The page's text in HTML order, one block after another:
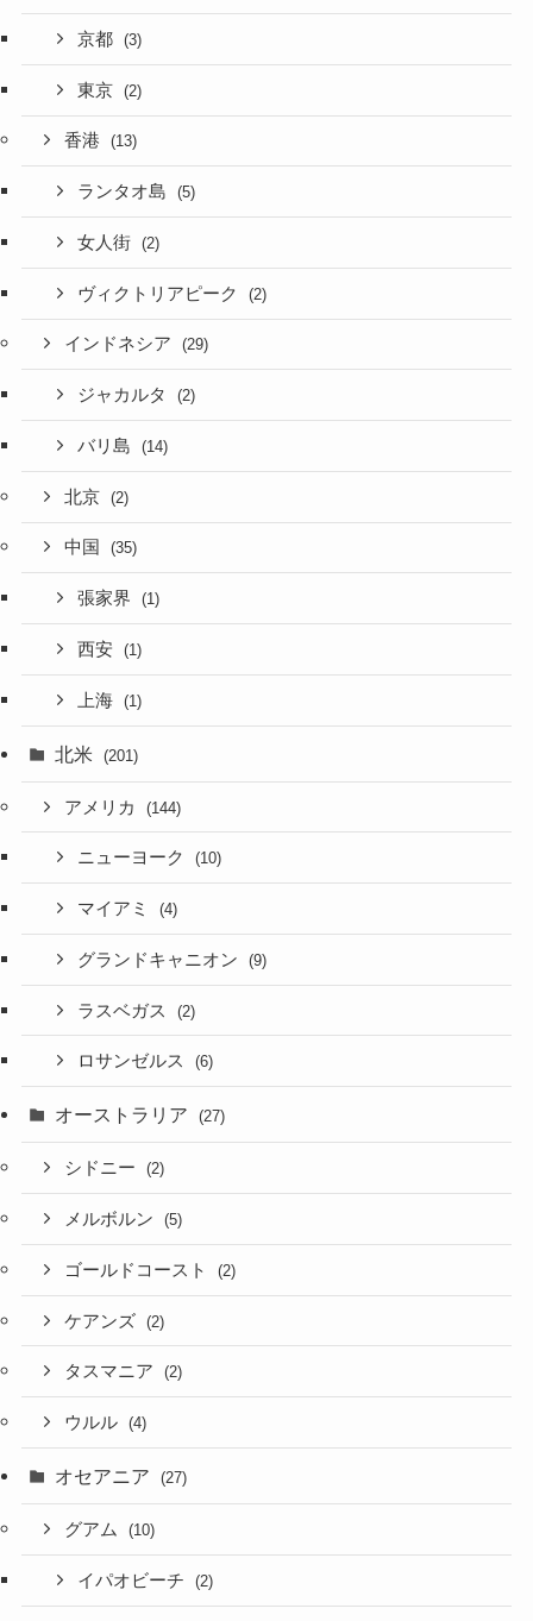
京都 (3)
東京 (2)
香港 (13)
ランタオ島 (5)
女人街 (2)
ヴィクトリアピーク (2)
インドネシア (29)
ジャカルタ (2)
バリ島 (14)
北京 (2)
中国 (35)
張家界 (1)
西安 (1)
上海 (1)
北米 (201)
アメリカ (144)
ニューヨーク (10)
マイアミ (4)
グランドキャニオン (9)
ラスベガス (2)
ロサンゼルス (6)
オーストラリア (27)
シドニー (2)
メルボルン (5)
ゴールドコースト (2)
ケアンズ (2)
タスマニア (2)
ウルル (4)
オセアニア (27)
グアム (10)
イパオビーチ (2)